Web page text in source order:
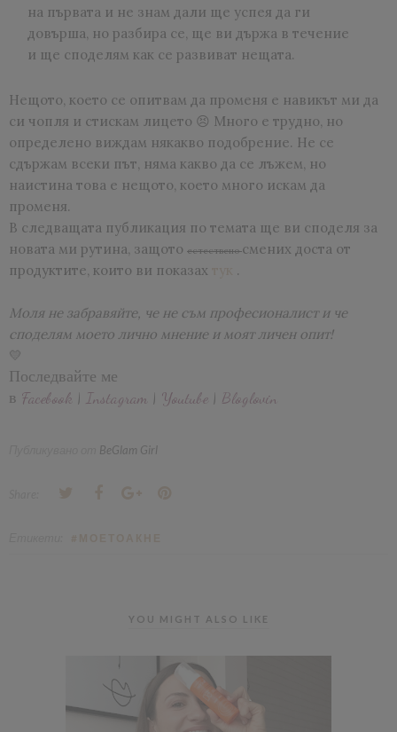
на първата и не знам дали ще успея да ги
довърша, но разбира се, ще ви държа в течение
и ще споделям как се развиват нещата.
Нещото, което се опитвам да променя е навикът ми да
си чопля и стискам лицето 😣 Много е трудно, но
определено виждам някакво подобрение. Не се
сдържам всеки път, няма какво да се лъжем, но
наистина това е нещото, което много искам да
променя.
В следващата публикация по темата ще ви споделя за
новата ми рутина, защото естественосмених доста от
продуктите, които ви показах
.
Моля не забравяйте, че не съм професионалист и че
споделям моето лично мнение и моят личен опит!
💛
Последвайте ме
в Facebook | Instagram | Youtube | Bloglovin
BeGlam Girl
YOU MIGHT ALSO LIKE